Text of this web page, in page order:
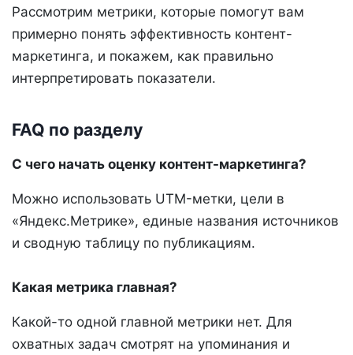
Рассмотрим метрики, которые помогут вам
примерно понять эффективность контент-
маркетинга, и покажем, как правильно
интерпретировать показатели.
FAQ по разделу
С чего начать оценку контент-маркетинга?
Можно использовать UTM-метки, цели в
«Яндекс.Метрике», единые названия источников
и сводную таблицу по публикациям.
Какая метрика главная?
Какой-то одной главной метрики нет. Для
охватных задач смотрят на упоминания и